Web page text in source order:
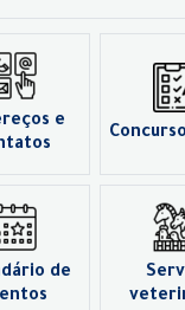
e
de